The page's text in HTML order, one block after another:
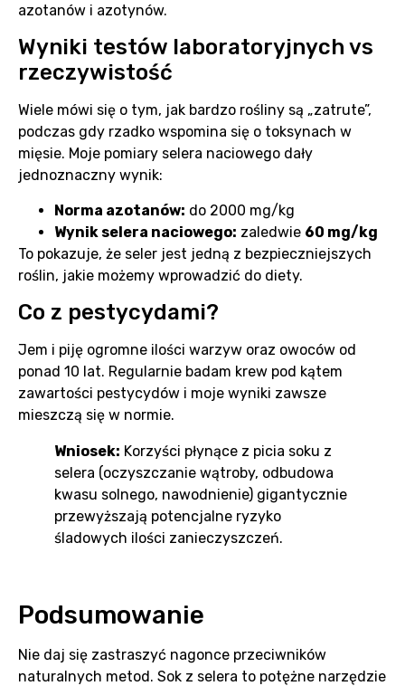
azotanów i azotynów.
Wyniki testów laboratoryjnych vs
rzeczywistość
Wiele mówi się o tym, jak bardzo rośliny są „zatrute”,
podczas gdy rzadko wspomina się o toksynach w
mięsie. Moje pomiary selera naciowego dały
jednoznaczny wynik:
Norma azotanów: do 2000 mg/kg
Wynik selera naciowego: zaledwie 60 mg/kg
To pokazuje, że seler jest jedną z bezpieczniejszych
roślin, jakie możemy wprowadzić do diety.
Co z pestycydami?
Jem i piję ogromne ilości warzyw oraz owoców od
ponad 10 lat. Regularnie badam krew pod kątem
zawartości pestycydów i moje wyniki zawsze
mieszczą się w normie.
Wniosek: Korzyści płynące z picia soku z
selera (oczyszczanie wątroby, odbudowa
kwasu solnego, nawodnienie) gigantycznie
przewyższają potencjalne ryzyko
śladowych ilości zanieczyszczeń.
Podsumowanie
Nie daj się zastraszyć nagonce przeciwników
naturalnych metod. Sok z selera to potężne narzędzie